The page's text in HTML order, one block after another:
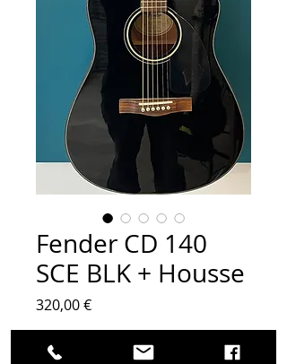
Fender CD 140
SCE BLK + Housse
320,00 €Prix
Quantité